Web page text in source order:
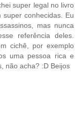
super legal no livro
conhecidas. Eu
mas nunca
referência deles.
cichê, por exemplo
uma pessoa rica e
não acha? :D Beijos